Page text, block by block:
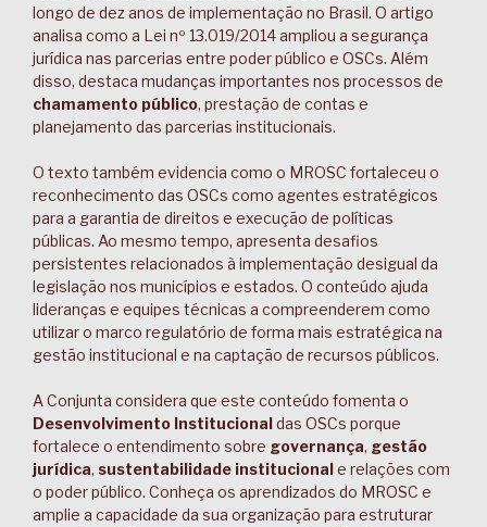
longo de dez anos de implementação no Brasil. O artigo
analisa como a Lei nº 13.019/2014 ampliou a segurança
jurídica nas parcerias entre poder público e OSCs. Além
disso, destaca mudanças importantes nos processos de
chamamento público, prestação de contas e
planejamento das parcerias institucionais.
O texto também evidencia como o MROSC fortaleceu o
reconhecimento das OSCs como agentes estratégicos
para a garantia de direitos e execução de políticas
públicas. Ao mesmo tempo, apresenta desafios
persistentes relacionados à implementação desigual da
legislação nos municípios e estados. O conteúdo ajuda
lideranças e equipes técnicas a compreenderem como
utilizar o marco regulatório de forma mais estratégica na
gestão institucional e na captação de recursos públicos.
A Conjunta considera que este conteúdo fomenta o
Desenvolvimento Institucionaldas OSCs porque
fortalece o entendimento sobre governança, gestão
jurídica, sustentabilidade institucionale relações com
o poder público. Conheça os aprendizados do MROSC e
amplie a capacidade da sua organização para estruturar